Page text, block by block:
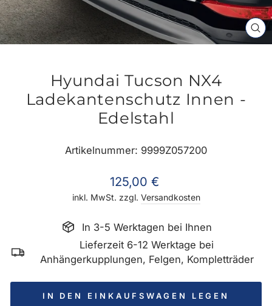
Hyundai Tucson NX4
Ladekantenschutz Innen -
Edelstahl
Artikelnummer: 9999Z057200
Normaler
Preis
125,00 €
inkl. MwSt. zzgl. Versandkosten
In 3-5 Werktagen bei Ihnen
Lieferzeit 6-12 Werktage bei
Anhängerkupplungen, Felgen, Kompletträder
IN DEN EINKAUFSWAGEN LEGEN